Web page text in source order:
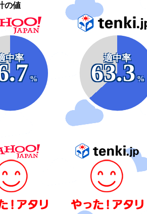
の値
中率
%
適中率
63.3
%